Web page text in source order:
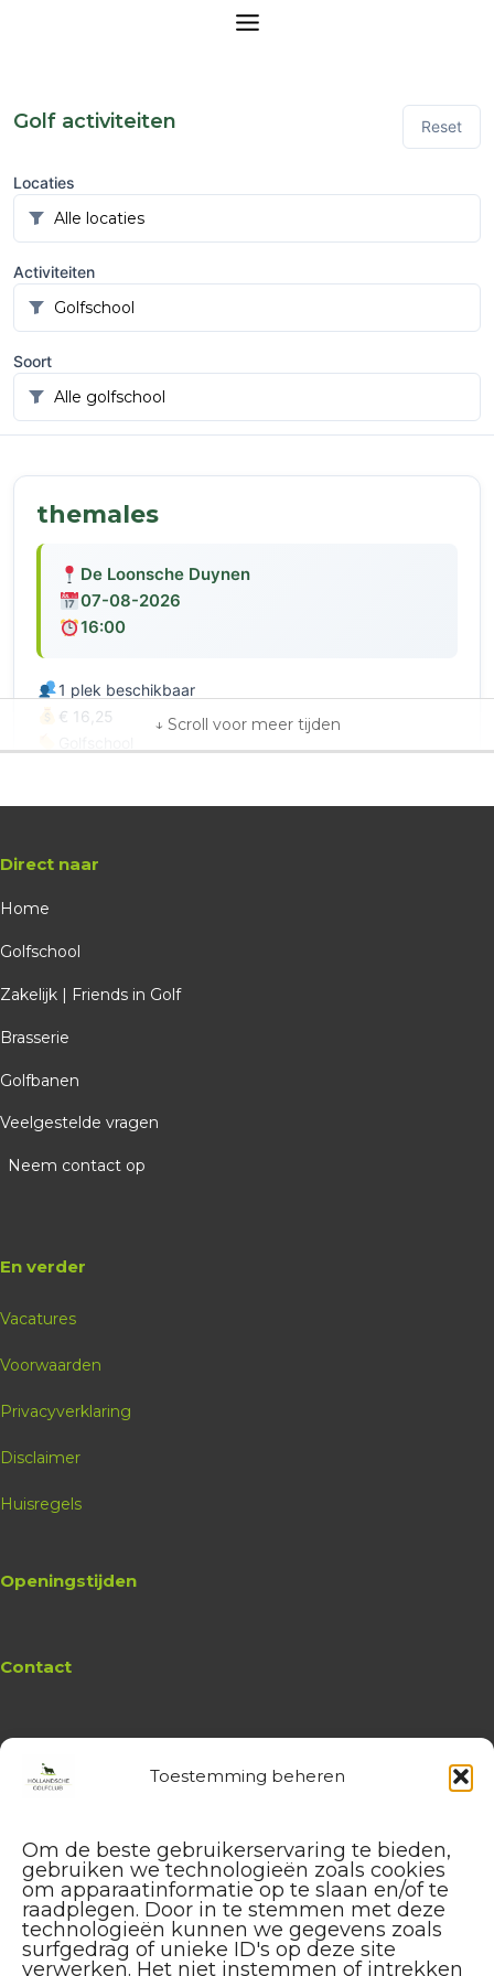
Toestemming beheren
Om de beste gebruikerservaring te bieden,
gebruiken we technologieën zoals cookies
om apparaatinformatie op te slaan en/of te
raadplegen. Door in te stemmen met deze
technologieën kunnen we gegevens zoals
surfgedrag of unieke ID's op deze site
verwerken. Het niet instemmen of intrekken
Golf activiteiten Reset
Locaties
Activiteiten
Soort
themales
De Loonsche Duynen
07-08-2026
16:00
1 plek beschikbaar
€ 16,25
Spelen va ongelijke liggingen, hcp 45 en lager
Gendersteyn
Golfschool
Boeken
themales
Sint Nyk
Direct naar
Home
Golfschool
Zakelijk | Friends in Golf
Brasserie
Golfbanen
Veelgestelde vragen
Neem contact op
En verder
Vacatures
Voorwaarden
Privacyverklaring
Disclaimer
Huisregels
Openingstijden
Contact
WebsiteHollandsche Golfclub
administratie
service@hollandschegolfclub.nl
Vragen aan deGolfschool
over Golfstart, Themalessen, etc.